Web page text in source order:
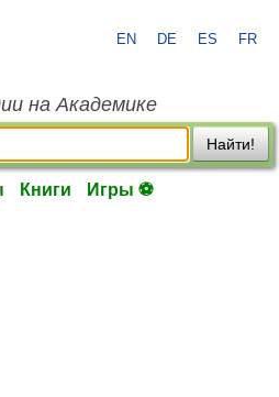
EN DE ES FR
на Академике
Найти!
Книги Игры ⚽